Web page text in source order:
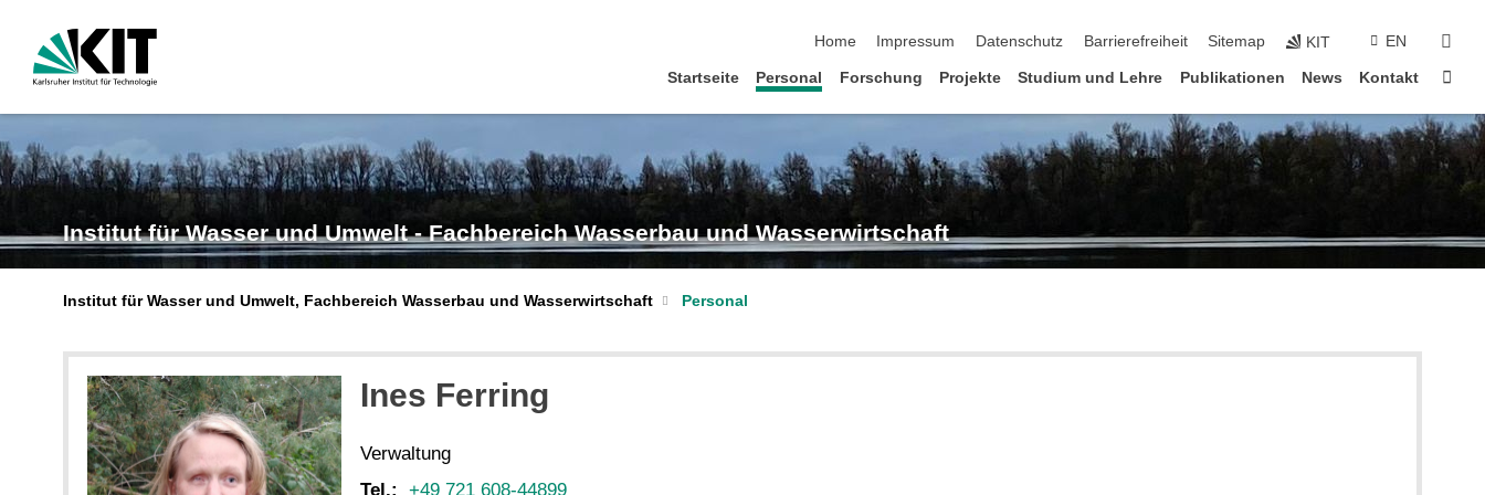
Home
Impressum Datenschutz Barrierefreiheit Sitemap KIT EN
Startseite Personal Forschung Projekte Studium und Lehre Publikationen News Kontakt
Institut für Wasser und Umwelt - Fachbereich Wasserbau und Wasserwirtschaft
Institut für Wasser und Umwelt, Fachbereich Wasserbau und Wasserwirtschaft Personal
Ines Ferring
Verwaltung
Tel.:
+49 721 608-44899